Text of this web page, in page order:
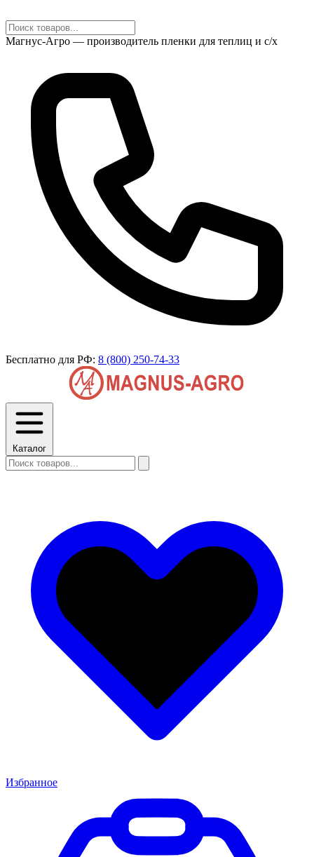
Магнус-Агро — производитель пленки для теплиц и с/х
Бесплатно для РФ: 8 (800) 250-74-33
Каталог
Избранное